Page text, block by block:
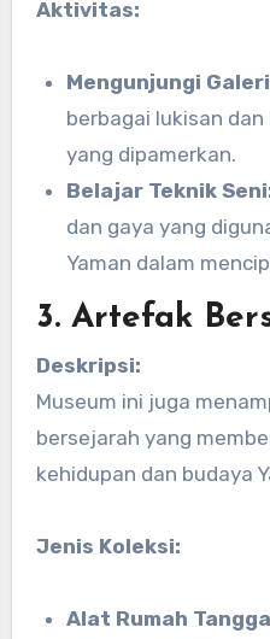
Aktivitas:
Mengunjungi
berbagai lukisan
yang dipamerkan.
Belajar Teknik
dan gaya yang
Yaman dalam
3. Artefak
Deskripsi:
Museum ini juga
bersejarah yang
kehidupan dan budaya
Jenis Koleksi:
Alat Rumah